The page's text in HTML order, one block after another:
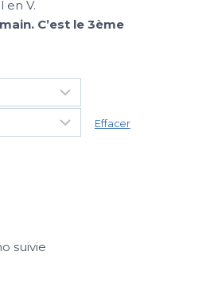
en V.
C’est le 3ème
Effacer
suivie